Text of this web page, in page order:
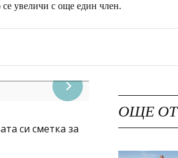
се увеличи с още един член.
си сметка за
ОЩЕ ОТ